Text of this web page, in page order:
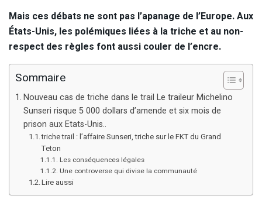
Mais ces débats ne sont pas l’apanage de l’Europe. Aux
États-Unis, les polémiques liées à la triche et au non-
respect des règles font aussi couler de l’encre.
Sommaire
Nouveau cas de triche dans le trail Le traileur Michelino
Sunseri risque 5 000 dollars d’amende et six mois de
prison aux Etats-Unis..
triche trail : l’affaire Sunseri, triche sur le FKT du Grand
Teton
Les conséquences légales
Une controverse qui divise la communauté
Lire aussi